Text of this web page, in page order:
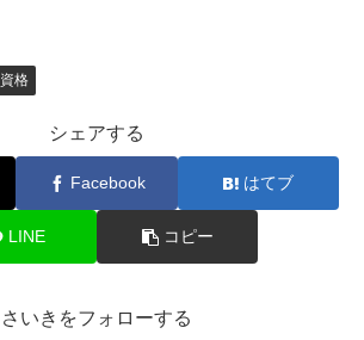
資格
シェアする
Facebook はてブ
LINE コピー
さいきをフォローする